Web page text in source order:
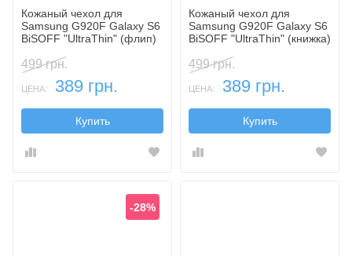
Кожаный чехол для
Samsung G920F Galaxy S6
BiSOFF "UltraThin" (флип)
499 грн.
ЦЕНА: 389 грн.
Купить
Кожаный чехол для
Samsung G920F Galaxy S6
BiSOFF "UltraThin" (книжка)
499 грн.
ЦЕНА: 389 грн.
Купить
-28%